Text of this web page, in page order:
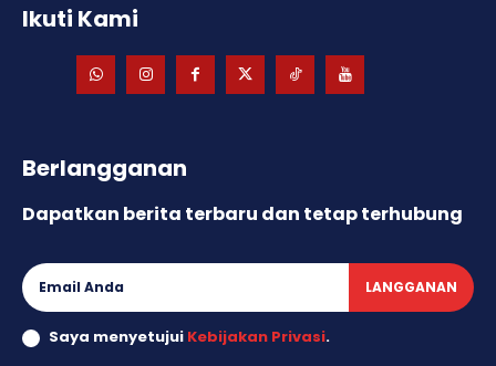
Ikuti Kami
Berlangganan
Dapatkan berita terbaru dan tetap terhubung
LANGGANAN
Saya menyetujui Kebijakan Privasi.